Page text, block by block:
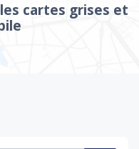
cartes grises et